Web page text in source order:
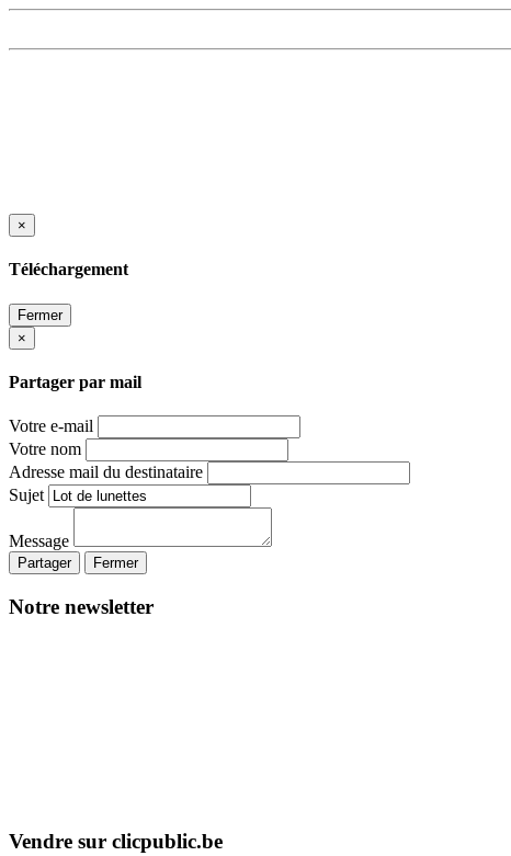
×
Téléchargement
Fermer
×
Partager par mail
Votre e-mail
Votre nom
Adresse mail du destinataire
Sujet
Message
Partager Fermer
Notre newsletter
Vendre sur clicpublic.be